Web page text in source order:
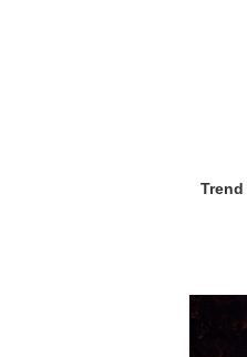
Trend